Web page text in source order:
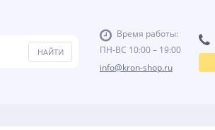
Время работы:
ПН-ВС 10:00 – 19:00
info@kron-shop.ru